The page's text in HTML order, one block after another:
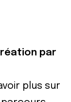
par
plus sur